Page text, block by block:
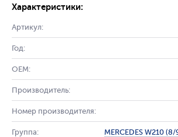
Характеристики:
Артикул:
Год:
OEM:
Производитель:
Номер производителя:
Группа: MERCEDES W210